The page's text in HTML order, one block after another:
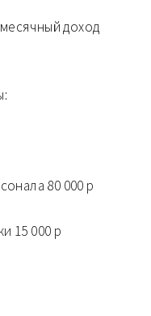
доход
80 000 р
15 000 р